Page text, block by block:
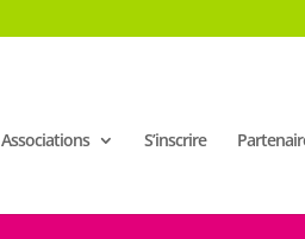
Associations S’inscrire